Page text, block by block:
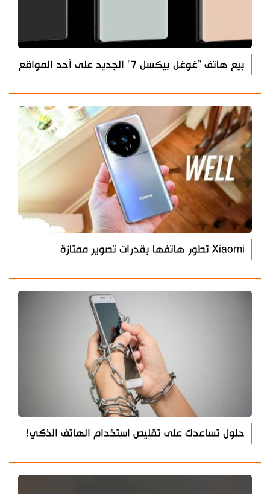
بيع هاتف "غوغل بيكسل 7" الجديد على أحد المواقع
Xiaomi تطور هاتفها بقدرات تصوير ممتازة
حلول تساعدك على تقليص استخدام الهاتف الذكي!